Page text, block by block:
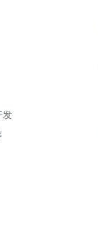
发